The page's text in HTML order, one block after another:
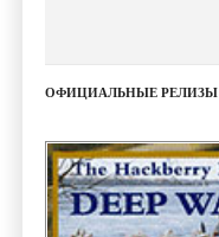
ОФИЦИАЛЬНЫЕ РЕЛИЗЫ